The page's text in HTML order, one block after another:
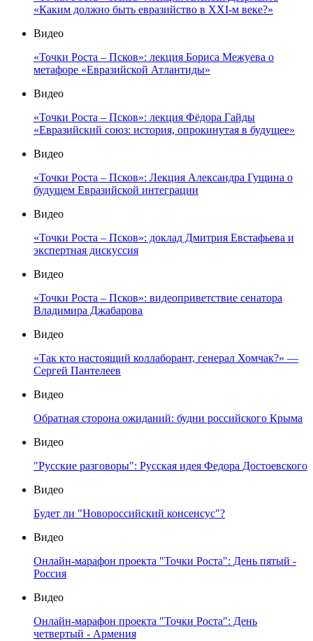
«Каким должно быть евразийство в XXI-м веке?»
Видео
«Точки Роста – Псков»: лекция Бориса Межуева о
метафоре «Евразийской Атлантиды»
Видео
«Точки Роста – Псков»: лекция Фёдора Гайды
«Евразийский союз: история, опрокинутая в будущее»
Видео
«Точки Роста – Псков»: Лекция Александра Гущина о
будущем Евразийской интеграции
Видео
«Точки Роста – Псков»: доклад Дмитрия Евстафьева и
экспертная дискуссия
Видео
«Точки Роста – Псков»: видеоприветствие сенатора
Владимира Джабарова
Видео
«Так кто настоящий коллаборант, генерал Хомчак?» —
Сергей Пантелеев
Видео
Обратная сторона ожиданий: будни российского Крыма
Видео
"Русские разговоры": Русская идея Федора Достоевского
Видео
Будет ли "Новороссийский консенсус"?
Видео
Онлайн-марафон проекта "Точки Роста": День пятый -
Россия
Видео
Онлайн-марафон проекта "Точки Роста": День
четвертый - Армения